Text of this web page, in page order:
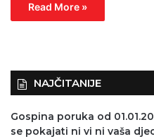
Read More »
NAJČITANIJE
Gospina poruka od
se pokajati ni vi ni vaša